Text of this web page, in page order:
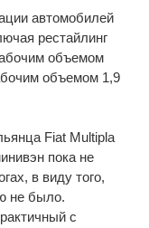
автомобилей
рестайлинг
объемом
объемом 1,9
Fiat Multipla
пока не
в виду того,
не было.
с